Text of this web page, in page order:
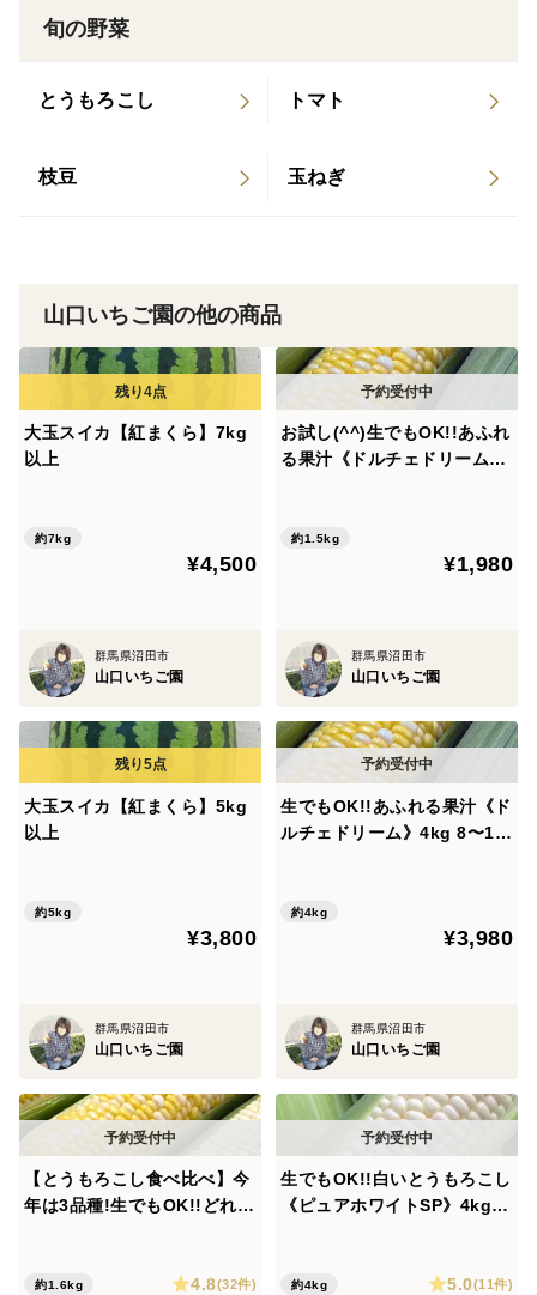
混ざってしまう場合があります。
旬の野菜
とうもろこし トマト
枝豆 玉ねぎ
山口いちご園の他の商品
大玉スイカ【紅まくら】7kg
以上
約7kg
¥4,500
群馬県沼田市
山口いちご園
お試し(^^)生でもOK!!あふれ
る果汁《ドルチェドリーム》
糖度!早朝収穫で新鮮なままそ
の日のうちに発送します(^^)
約1.5kg
¥1,980
群馬県沼田市
山口いちご園
大玉スイカ【紅まくら】5kg
以上
約5kg
¥3,800
群馬県沼田市
山口いちご園
生でもOK!!あふれる果汁《ド
ルチェドリーム》4kg 8〜11
朝収穫で新鮮なままその日の
うちに発送します(^^)
約4kg
¥3,980
群馬県沼田市
山口いちご園
【とうもろこし食べ比べ】今
年は3品種!生でもOK!!どれか
《ドルチェドリーム》お試し
約1.6kg 4.8(32件)
生でもOK!!白いとうもろこし
《ピュアホワイトSP》4kg8-
^)約4kg 5.0(11件)